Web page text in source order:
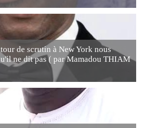
de scrutin à New York nous
ne dit pas ( par Mamadou THIAM